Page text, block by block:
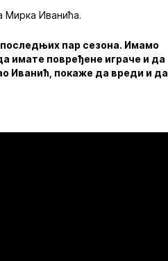
Мирка Иванића.
последњих пар сезона. Имамо
имате повређене играче и да
Иванић, покаже да вреди и да